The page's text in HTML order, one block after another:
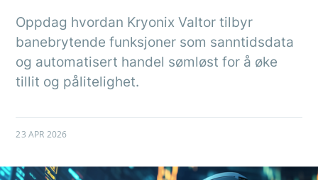
Oppdag hvordan Kryonix Valtor tilbyr
banebrytende funksjoner som sanntidsdata
og automatisert handel sømløst for å øke
tillit og pålitelighet.
23 APR 2026